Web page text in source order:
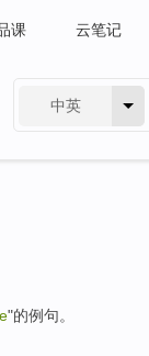
课 云笔记
中英
"的例句。